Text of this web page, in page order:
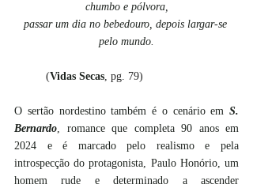
chumbo e pólvora,
passar um dia no bebedouro, depois largar-se
pelo mundo.
(Vidas Secas, pg. 79)
O sertão nordestino também é o cenário em S.
Bernardo, romance que completa 90 anos em
2024 e é marcado pelo realismo e pela
introspecção do protagonista, Paulo Honório, um
homem rude e determinado a ascender